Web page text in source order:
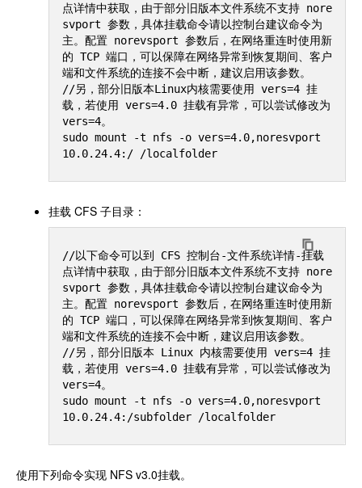
点详情中获取，由于部分旧版本文件系统不支持 nore
svport 参数，具体挂载命令请以控制台建议命令为
主。配置 norevsport 参数后，在网络重连时使用新
的 TCP 端口，可以保障在网络异常到恢复期间、客户
端和文件系统的连接不会中断，建议启用该参数。
//另，部分旧版本Linux内核需要使用 vers=4 挂
载，若使用 vers=4.0 挂载有异常，可以尝试修改为
vers=4。
sudo mount -t nfs -o vers=4.0,noresvport
挂载 CFS 子目录：
//以下命令可以到 CFS 控制台-文件系统详情-挂载
点详情中获取，由于部分旧版本文件系统不支持 nore
svport 参数，具体挂载命令请以控制台建议命令为
主。配置 norevsport 参数后，在网络重连时使用新
的 TCP 端口，可以保障在网络异常到恢复期间、客户
端和文件系统的连接不会中断，建议启用该参数。
//另，部分旧版本 Linux 内核需要使用 vers=4 挂
载，若使用 vers=4.0 挂载有异常，可以尝试修改为
vers=4。
sudo mount -t nfs -o vers=4.0,noresvport
使用下列命令实现 NFS v3.0挂载。